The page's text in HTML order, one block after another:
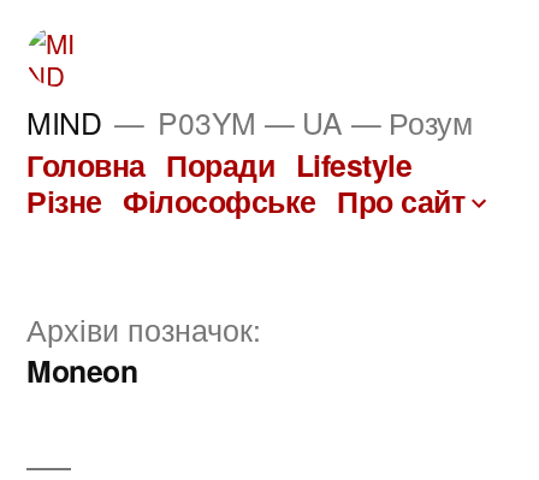
Перейти
вмісту
MIND P03YM — UA — Розум
Головна Поради Lifestyle
Різне Філософське Про сайт
Архіви позначок:
Moneon